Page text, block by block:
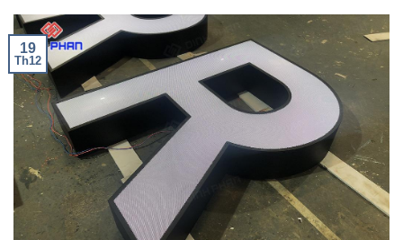
19
Th12